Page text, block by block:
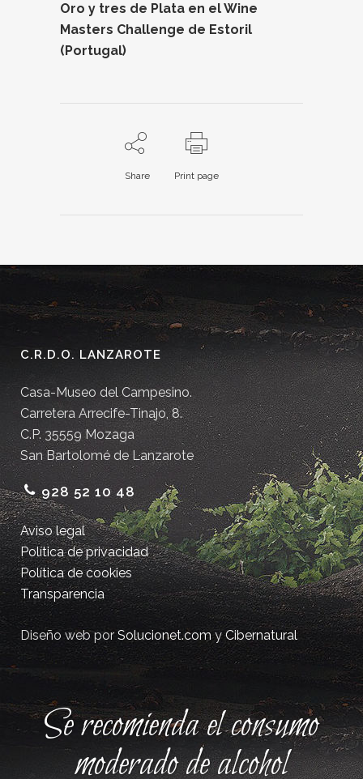
Oro y tres de Plata en el Wine
Masters Challenge de Estoril
(Portugal)
Share Print page
C.R.D.O. LANZAROTE
Casa-Museo del Campesino.
Carretera Arrecife-Tinajo, 8.
C.P. 35559 Mozaga
San Bartolomé de Lanzarote
928 52 10 48
Aviso legal
Política de privacidad
Política de cookies
Transparencia
Diseño web porSolucionet.comyCibernatural
Se recomienda el consumo
moderado de alcohol